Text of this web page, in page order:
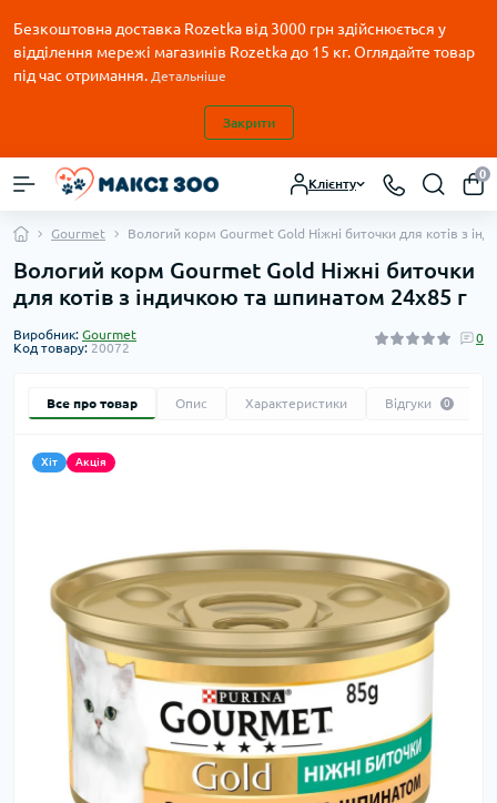
Безкоштовна доставка Rozetka від 3000 грн здійснюється у
відділення мережі магазинів Rozetka до 15 кг. Оглядайте товар
під час отримання. Детальніше
Закрити
Клієнту
0
Gourmet Вологий корм Gourmet Gold Ніжні биточки для котів з
Вологий корм Gourmet Gold Ніжні биточки
для котів з індичкою та шпинатом 24x85 г
Виробник: Gourmet
Код товару: 20072
0
Все про товар Опис Характеристики Відгуки 0
Хіт Акція